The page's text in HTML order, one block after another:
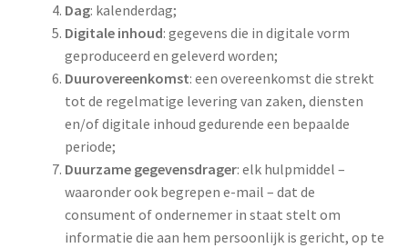
Dag: kalenderdag;
Digitale inhoud: gegevens die in digitale vorm
geproduceerd en geleverd worden;
Duurovereenkomst: een overeenkomst die strekt
tot de regelmatige levering van zaken, diensten
en/of digitale inhoud gedurende een bepaalde
periode;
Duurzame gegevensdrager: elk hulpmiddel –
waaronder ook begrepen e-mail – dat de
consument of ondernemer in staat stelt om
informatie die aan hem persoonlijk is gericht, op te